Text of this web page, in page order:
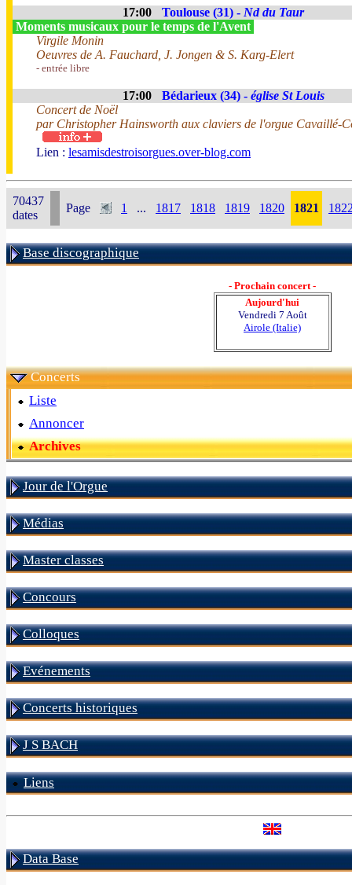
17:00 Toulouse (31) - Nd du Taur
Moments musicaux pour le temps de l'Avent
Virgile Monin
Oeuvres de A. Fauchard, J. Jongen & S. Karg-Elert
- entrée libre
17:00 Bédarieux (34) - église St Louis
Concert de Noël
par Christopher Hainsworth aux claviers de l'orgue Cavaillé-
Lien : lesamisdestroisorgues.over-blog.com
70437
dates
Page 1 ... 1817 1818 1819 1820 1821
Base discographique
- Prochain concert -
Aujourd'hui
Vendredi 7 Août
Airole (Italie)
Concerts
Liste
Annoncer
Archives
Jour de l'Orgue
Médias
Master classes
Concours
Colloques
Evénements
Concerts historiques
J S BACH
Liens
Data Base